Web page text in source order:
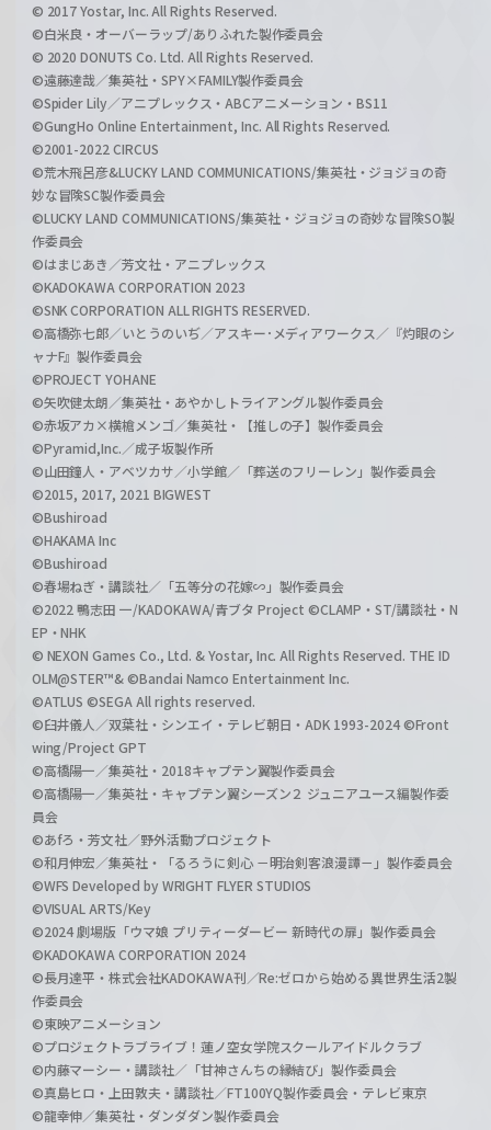
© 2017 Yostar, Inc. All Rights Reserved.
©白米良・オーバーラップ/ありふれた製作委員会
© 2020 DONUTS Co. Ltd. All Rights Reserved.
©遠藤達哉／集英社・SPY×FAMILY製作委員会
©Spider Lily／アニプレックス・ABCアニメーション・BS11
©GungHo Online Entertainment, Inc. All Rights Reserved.
©2001-2022 CIRCUS
©荒木飛呂彦&LUCKY LAND COMMUNICATIONS/集英社・ジョジョの奇
妙な冒険SC製作委員会
©LUCKY LAND COMMUNICATIONS/集英社・ジョジョの奇妙な冒険SO製
作委員会
©はまじあき／芳文社・アニプレックス
©KADOKAWA CORPORATION 2023
©SNK CORPORATION ALL RIGHTS RESERVED.
©高橋弥七郎／いとうのいぢ／アスキー･メディアワークス／『灼眼のシ
ャナF』製作委員会
©PROJECT YOHANE
©矢吹健太朗／集英社・あやかしトライアングル製作委員会
©赤坂アカ×横槍メンゴ／集英社・【推しの子】製作委員会
©Pyramid,Inc.／成子坂製作所
©山田鐘人・アベツカサ／小学館／「葬送のフリーレン」製作委員会
©2015, 2017, 2021 BIGWEST
©Bushiroad
©HAKAMA Inc
©Bushiroad
©春場ねぎ・講談社／「五等分の花嫁∽」製作委員会
©2022 鴨志田 一/KADOKAWA/青ブタ Project ©CLAMP・ST/講談社・N
EP・NHK
© NEXON Games Co., Ltd. & Yostar, Inc. All Rights Reserved. THE ID
OLM@STER™& ©Bandai Namco Entertainment Inc.
©ATLUS ©SEGA All rights reserved.
©臼井儀人／双葉社・シンエイ・テレビ朝日・ADK 1993-2024 ©Front
wing/Project GPT
©高橋陽一／集英社・2018キャプテン翼製作委員会
©高橋陽一／集英社・キャプテン翼シーズン２ ジュニアユース編製作委
員会
©あfろ・芳文社／野外活動プロジェクト
©和月伸宏／集英社・「るろうに剣心 －明治剣客浪漫譚－」製作委員会
©WFS Developed by WRIGHT FLYER STUDIOS
©VISUAL ARTS/Key
©2024 劇場版「ウマ娘 プリティーダービー 新時代の扉」製作委員会
©KADOKAWA CORPORATION 2024
©長月達平・株式会社KADOKAWA刊／Re:ゼロから始める異世界生活2製
作委員会
©東映アニメーション
©プロジェクトラブライブ！蓮ノ空女学院スクールアイドルクラブ
©内藤マーシー・講談社／「甘神さんちの縁結び」製作委員会
©真島ヒロ・上田敦夫・講談社／FT100YQ製作委員会・テレビ東京
©龍幸伸／集英社・ダンダダン製作委員会